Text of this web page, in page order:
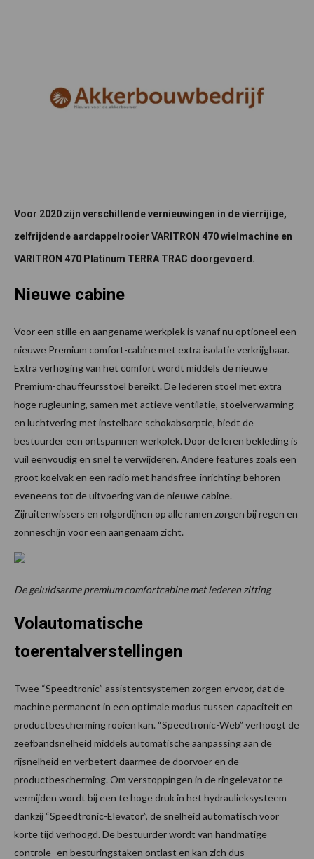
Voor 2020 zijn verschillende vernieuwingen in de vierrijige,
zelfrijdende aardappelrooier VARITRON 470 wielmachine en
VARITRON 470 Platinum TERRA TRAC doorgevoerd.
Nieuwe cabine
Voor een stille en aangename werkplek is vanaf nu optioneel een
nieuwe Premium comfort-cabine met extra isolatie verkrijgbaar.
Extra verhoging van het comfort wordt middels de nieuwe
Premium-chauffeursstoel bereikt. De lederen stoel met extra
hoge rugleuning, samen met actieve ventilatie, stoelverwarming
en luchtvering met instelbare schokabsorptie, biedt de
bestuurder een ontspannen werkplek. Door de leren bekleding is
vuil eenvoudig en snel te verwijderen. Andere features zoals een
groot koelvak en een radio met handsfree-inrichting behoren
eveneens tot de uitvoering van de nieuwe cabine.
Zijruitenwissers en rolgordijnen op alle ramen zorgen bij regen en
zonneschijn voor een aangenaam zicht.
De geluidsarme premium comfortcabine met lederen zitting
Volautomatische
toerentalverstellingen
Twee “Speedtronic” assistentsystemen zorgen ervoor, dat de
machine permanent in een optimale modus tussen capaciteit en
productbescherming rooien kan. “Speedtronic-Web” verhoogt de
zeefbandsnelheid middels automatische aanpassing aan de
rijsnelheid en verbetert daarmee de doorvoer en de
productbescherming. Om verstoppingen in de ringelevator te
vermijden wordt bij een te hoge druk in het hydraulieksysteem
dankzij “Speedtronic-Elevator”, de snelheid automatisch voor
korte tijd verhoogd. De bestuurder wordt van handmatige
controle- en besturingstaken ontlast en kan zich dus